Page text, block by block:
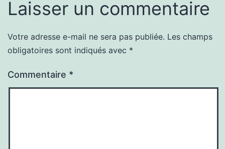
Laisser un commentaire
Votre adresse e-mail ne sera pas publiée. Les champs
obligatoires sont indiqués avec *
Commentaire *